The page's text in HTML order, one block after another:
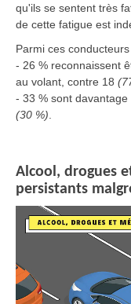
qu'ils se sentent très
de cette fatigue est
Parmi ces conducteurs
- 26 % reconnaissent
au volant, contre 18
- 33 % sont
(30 %)
Alcool, drogues
persistants